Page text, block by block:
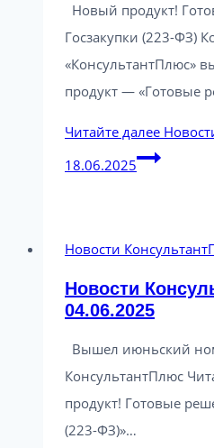
Новый продукт!
Госзакупки (223-ФЗ)
«КонсультантПлюс»
продукт — «Готовые
Читайте далее
18.06.2025
Новости
Новости
04.06.2025
Вышел июньский
КонсультантПлюс
продукт! Готовые
(223-ФЗ)»…